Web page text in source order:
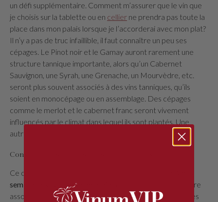
un défi supplémentaire. Comment m’assurer que le vin que
je choisis sur la tablette ou en cellier ne prendra pas toute la
place dans mon palais lorsque je l’accorderai avec mon plat?
Il n’y a pas de truc infaillible, il faut connaître un peu ses
cépages. Le Pinot noir et le Gamay auront rarement une
structure tannique importante, alors qu’un Cabernet
Sauvignon, une Syrah, une Grenache, un Mourvèdre, etc.
seront plus souvent associés à des vins tanniques, qu’ils
soient en monocépage ou en assemblage. Des cépages
comme le merlot et le cabernet franc seront vivement
influencés par le climat dans lequel ils sont plantés. Une
autre variable à considérer dans votre accord… !
Considérer les arômes vous aidera à choisir le bon vin
Ce conseil ne devrait pas être une surprise. Des
semblables ou complémentaires
vont toujours aider votre
association entre vin et plat. Ainsi, pour des plats avec des